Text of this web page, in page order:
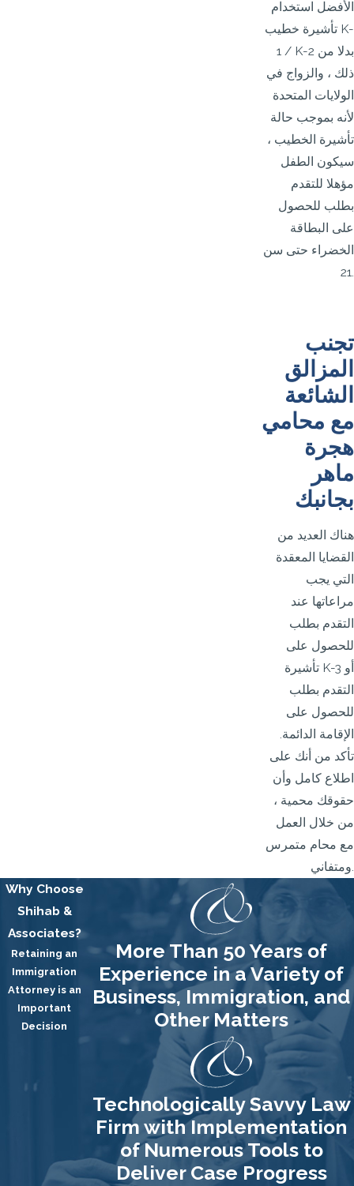
الأفضل استخدام
تأشيرة خطيب K-
1 / K-2 بدلا من
ذلك ، والزواج في
الولايات المتحدة
لأنه بموجب حالة
تأشيرة الخطيب ،
سيكون الطفل
مؤهلا للتقدم
بطلب للحصول
على البطاقة
الخضراء حتى سن
تجنب
المزالق
الشائعة
مع محامي
هجرة
ماهر
بجانبك
هناك العديد من
القضايا المعقدة
التي يجب
مراعاتها عند
التقدم بطلب
للحصول على
تأشيرة K-3 أو
التقدم بطلب
للحصول على
الإقامة الدائمة.
تأكد من أنك على
اطلاع كامل وأن
حقوقك محمية ،
من خلال العمل
مع محام متمرس
ومتفاني.
Why Choose
Shihab &
Associates?
Retaining an
Immigration
Attorney is an
Important
Decision
More Than 50 Years of
Experience in a Variety of
Business, Immigration, and
Other Matters
Technologically Savvy Law
Firm with Implementation
of Numerous Tools to
Deliver Case Progress